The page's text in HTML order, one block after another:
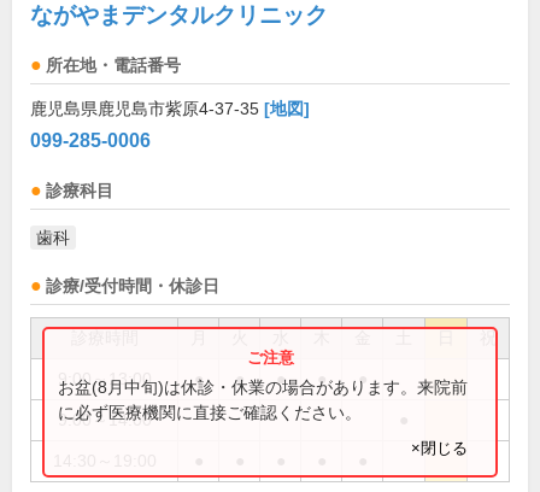
ながやまデンタルクリニック
所在地・電話番号
鹿児島県鹿児島市紫原4-37-35 [地図]
099-285-0006
診療科目
歯科
診療/受付時間・休診日
祝
9:00～13:00 ● ● ● ● ●
9:00～14:00
お盆(8月中旬)は休診・休業の場合があります。来院前
に必ず医療機関に直接ご確認ください。
×閉じる